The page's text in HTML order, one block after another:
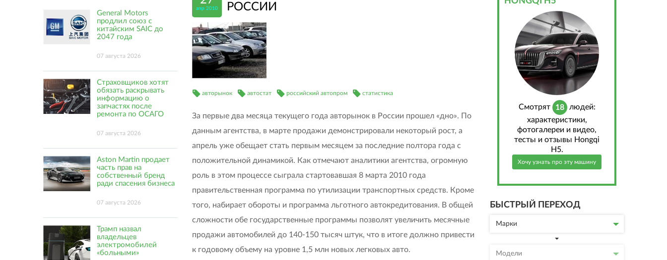
апр 2010
РОССИИ
авторынок автостат российский автопром статистика
За первые два месяца текущего года авторынок в России прошел «дно». По
данным агентства, в марте продажи демонстрировали некоторый рост, а
апрель уже обещает стать первым месяцем за последние полтора года с
положительной динамикой. Как отмечают аналитики агентства, огромную
роль в этом процессе сыграла стартовавшая 8 марта 2010 года
правительственная программа по утилизации транспортных средств. Кроме
того, набирает обороты и программа льготного автокредитования. В общей
сложности обе государственные программы позволят увеличить месячные
продажи автомобилей до 140-150 тысяч штук, что в итоге должно привести
к годовому объему на уровне 1,5 млн новых легковых авто.
General Motors
продлил союз с
китайским SAIC до
2047 года
07 августа 2026
Страховщиков хотят
обязать раскрывать
информацию о
запчастях после
ремонта по ОСАГО
07 августа 2026
Aston Martin продает
часть прав на
собственный бренд
ради спасения бизнеса
07 августа 2026
Трамп назвал
владельцев
электромобилей
«больными»
Cмотрят 18 людей:
характеристики,
фотогалереи и видео,
тесты и отзывы Hongqi
H5.
Хочу узнать про эту машину
БЫСТРЫЙ ПЕРЕХОД
Марки
Модели